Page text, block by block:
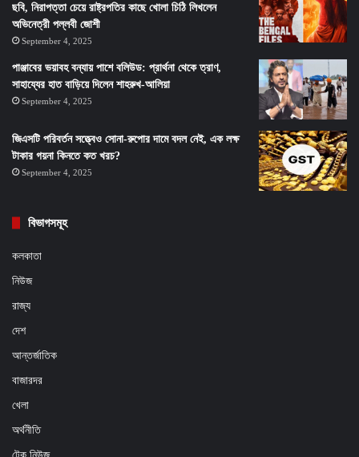
ছবি, নিরাপত্তা চেয়ে রাষ্ট্রপতির কাছে খোলা চিঠি লিখলেন
অভিনেত্রী পল্লবী জোশী
September 4, 2025
পাঞ্জাবের ভয়াবহ বন্যায় পাশে বলিউড: প্রার্থনা থেকে ত্রাণ,
সাহায্যের হাত বাড়িয়ে দিলেন শাহরুখ-আলিয়া
September 4, 2025
জিএসটি পরিবর্তন সত্ত্বেও সোনা-রুপোর দামে বদল নেই, এক লক্ষ
টাকার গয়না কিনতে কত খরচ?
September 4, 2025
বিভাগসমূহ
কলকাতা
নিউজ
রাজ্য
দেশ
আন্তর্জাতিক
বাজারদর
খেলা
অর্থনীতি